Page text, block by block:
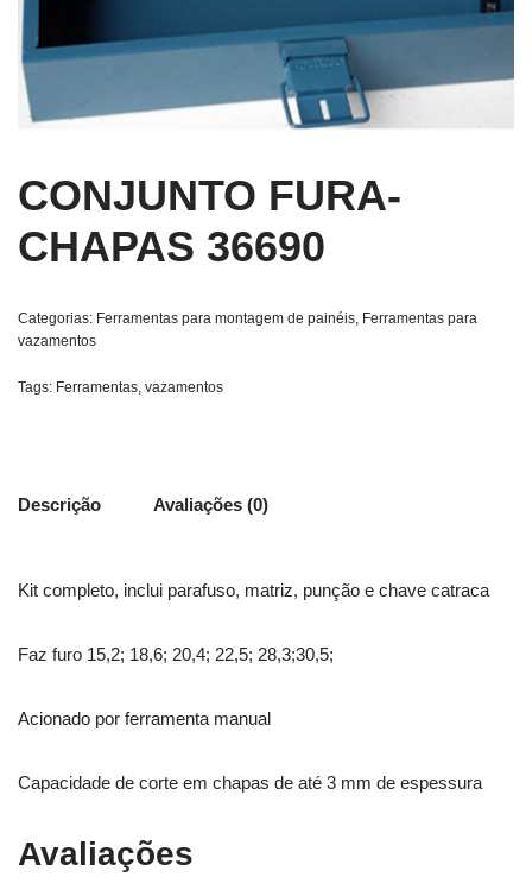
CONJUNTO FURA-
CHAPAS 36690
Categorias: Ferramentas para montagem de painéis Ferramentas para
vazamentos
Tags: Ferramentas vazamentos
Descrição Avaliações (0)
Kit completo, inclui parafuso, matriz, punção e chave catraca
Faz furo 15,2; 18,6; 20,4; 22,5; 28,3;30,5;
Acionado por ferramenta manual
Capacidade de corte em chapas de até 3 mm de espessura
Avaliações